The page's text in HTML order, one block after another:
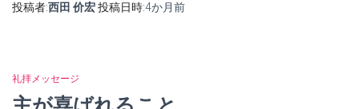
投稿者:西田 价宏投稿日時:4か月前
礼拝メッセージ